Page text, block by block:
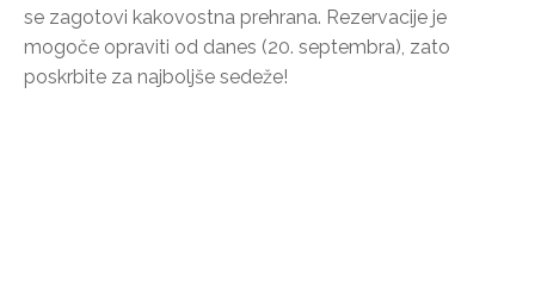
se zagotovi kakovostna prehrana. Rezervacije je
mogoče opraviti od danes (20. septembra), zato
poskrbite za najboljše sedeže!